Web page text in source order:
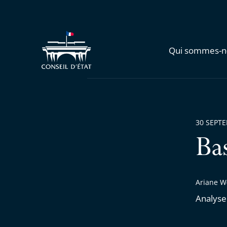
Qui sommes-
Ariane
30